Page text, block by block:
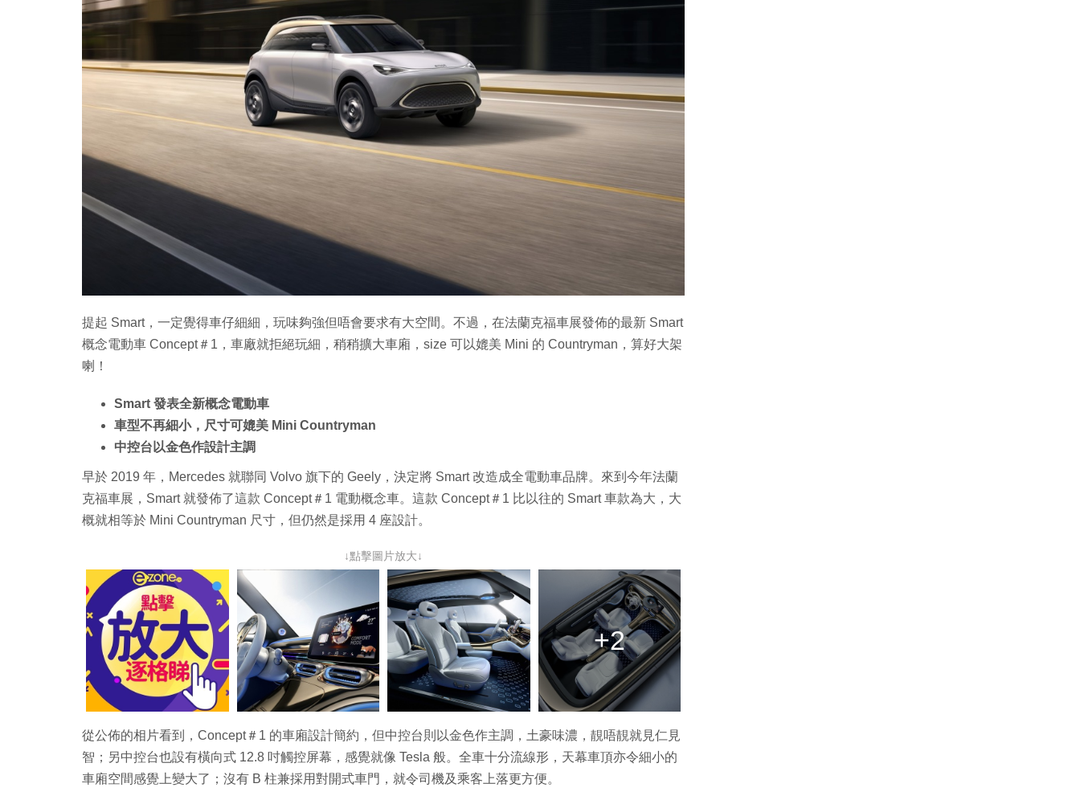
提起 Smart，一定覺得車仔細細，玩味夠強但唔會要求有大空間。不過，在法蘭克福車展發佈的最新 Smart
概念電動車 Concept＃1，車廠就拒絕玩細，稍稍擴大車廂，size 可以媲美 Mini 的 Countryman，算好大架
喇！
Smart 發表全新概念電動車
車型不再細小，尺寸可媲美 Mini Countryman
中控台以金色作設計主調
早於 2019 年，Mercedes 就聯同 Volvo 旗下的 Geely，決定將 Smart 改造成全電動車品牌。來到今年法蘭
克福車展，Smart 就發佈了這款 Concept＃1 電動概念車。這款 Concept＃1 比以往的 Smart 車款為大，大
概就相等於 Mini Countryman 尺寸，但仍然是採用 4 座設計。
↓點擊圖片放大↓
+2
從公佈的相片看到，Concept＃1 的車廂設計簡約，但中控台則以金色作主調，土豪味濃，靚唔靚就見仁見
智；另中控台也設有橫向式 12.8 吋觸控屏幕，感覺就像 Tesla 般。全車十分流線形，天幕車頂亦令細小的
車廂空間感覺上變大了；沒有 B 柱兼採用對開式車門，就令司機及乘客上落更方便。
Copy